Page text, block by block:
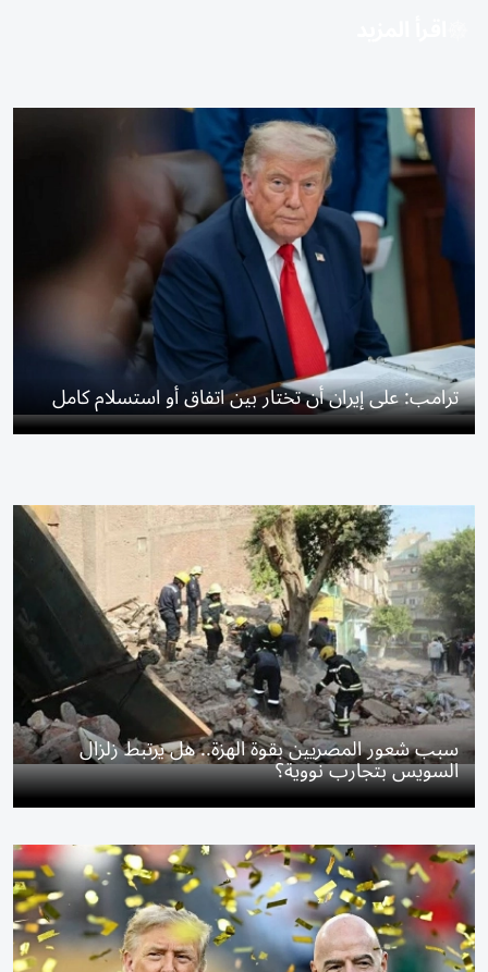
ترامب: على إيران أن تختار بين اتفاق أو استسلام كامل
سبب شعور المصريين بقوة الهزة.. هل يرتبط زلزال
السويس بتجارب نووية؟